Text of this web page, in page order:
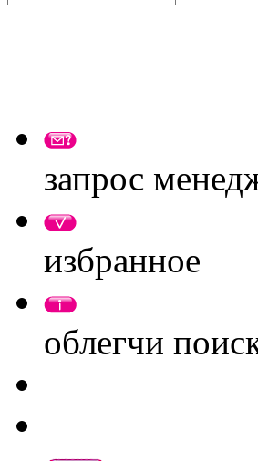
запрос
избранное
облегчи